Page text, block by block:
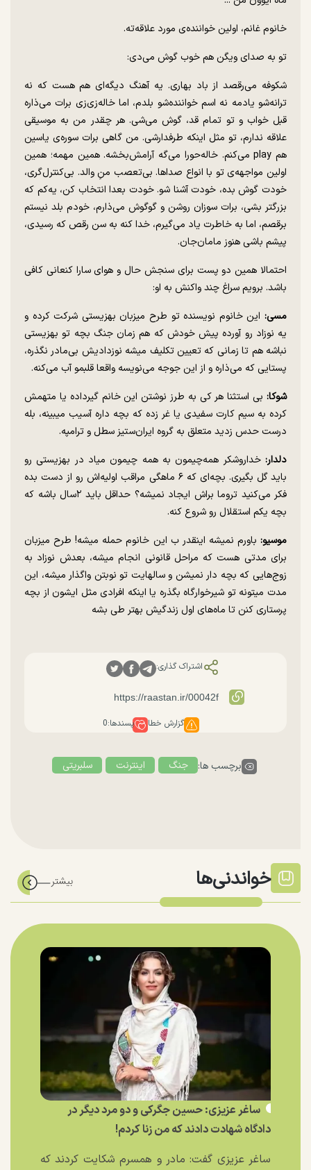
خانوم غانم، اولین خواننده‌ی مورد علاقه‌ته.
تو به صدای ویگن هم خوب گوش می‌دی:
شکوفه می‌رقصد از باد بهاری. یه آهنگ دیگه‌ای هم هست که نه
ترانه‌شو یادمه نه اسم خواننده‌شو بلدم، اما خاله‌زی‌زی برات می‌ذاره
قبل خواب و تو تمام قد، گوش می‌شی. هر چقدر من به موسیقی
علاقه ندارم، تو مثل اینکه طرفدارشی. من گاهی برات سوره‌ی یاسین
هم play می‌کنم. خاله‌حورا می‌گه آرامش‌بخشه. همین مهمه؛ همین
اولین مواجهه‌ی تو با انواع صداها. بی‌تعصب منِ والد. بی‌کنترل‌گری،
خودت گوش بده، خودت آشنا شو. خودت بعدا انتخاب کن، یه‌کم که
بزرگتر بشی، برات سوزان روشن و گوگوش می‌ذارم، خودم بلد نیستم
برقصم، اما به خاطرت یاد می‌گیرم، خدا کنه به سن رقص که رسیدی،
پیشم باشی هنوز مامان‌جان.
احتمالا همین دو پست برای سنجش حال و هوای سارا کنعانی کافی
باشد. برویم سراغ چند واکنش به او:
مسی: این خانوم نویسنده تو طرح میزبان بهزیستی شرکت کرده و
یه نوزاد رو آورده پیش خودش که هم زمان جنگ بچه تو بهزیستی
نباشه هم تا زمانی که تعیین تکلیف میشه نوزدادیش بی‌مادر نگذره،
پستایی که می‌ذاره و از این جوجه می‌نویسه واقعا قلبمو آب می‌کنه.
شوکا: بی استثنا هر کی به طرز نوشتن این خانم گیرداده یا متهمش
کرده به سیم کارت سفیدی یا غر زده که بچه داره آسیب میبینه، بله
درست حدس زدید متعلق به گروه ایران‌ستیز سطل و ترامپه.
دلدار: خداروشکر همه‌چیمون به همه چیمون میاد در بهزیستی رو
باید گل بگیری. بچه‌ای که ۶ ماهگی مراقب اولیه‌اش رو از دست بده
فکر می‌کنید تروما براش ایجاد نمیشه؟ حداقل باید ۲سال باشه که
بچه یکم استقلال رو شروع کنه.
موسیو: باورم نمیشه اینقدر ب این خانوم حمله میشه! طرح میزبان
برای مدتی هست که مراحل قانونی انجام میشه، بعدش نوزاد به
زوج‌هایی که بچه دار نمیشن و سالهایت تو نوبتن واگذار میشه، این
مدت میتونه تو شیرخوارگاه بگذره یا اینکه افرادی مثل ایشون از بچه
پرستاری کنن تا ماه‌های اول زندگیش بهتر طی بشه
اشتراک گذاری:
گزارش خطا پسندها:0
برچسب ها: جنگ اینترنت سلبریتی
خواندنی‌ها
ساغر عزیزی: حسین جگرکی و دو مرد دیگر در
دادگاه شهادت دادند که من زنا کردم!
ساغر عزیزی گفت: مادر و همسرم شکایت کردند که